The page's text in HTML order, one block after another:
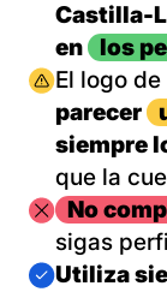
Castilla-
en
los
Imagen
El logo
parecer
siempre
que la
Imagen
No
sigas
Imagen
Utiliza